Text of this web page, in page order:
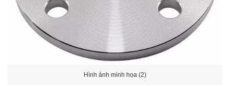
Hình ảnh minh họa (2)